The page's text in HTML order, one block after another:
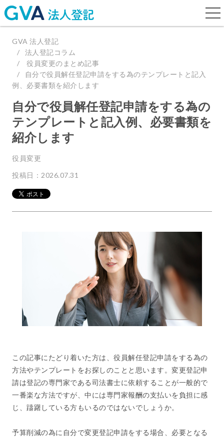
GVA 法人登記
法人登記コラム
役員変更のまとめ記事
自分で役員解任登記申請をする為のテンプレートと記入
例、必要書類を紹介します
自分で役員解任登記申請をする為の
テンプレートと記入例、必要書類を
紹介します
役員変更
投稿日：2026.07.31
この記事にたどり着いた方は、役員解任登記申請をする為の
方法やテンプレートをお探しのことと思います。変更登記申
請は登記の専門家である司法書士に依頼することが一般的で
一番楽な方法ですが、中には専門家報酬の支払いを負担に感
じ、躊躇している方もいるのではないでしょうか。
予算削減の為に自分で変更登記申請をする場合、必要となる